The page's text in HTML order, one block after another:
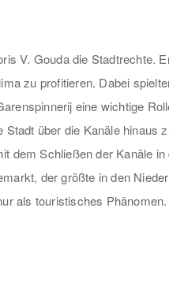
V. Gouda die Stadtrechte.
zu profitieren. Dabei
eine wichtige
Stadt über die Kanäle hinaus
dem Schließen der Kanäle
der größte in den
als touristisches Phänomen.